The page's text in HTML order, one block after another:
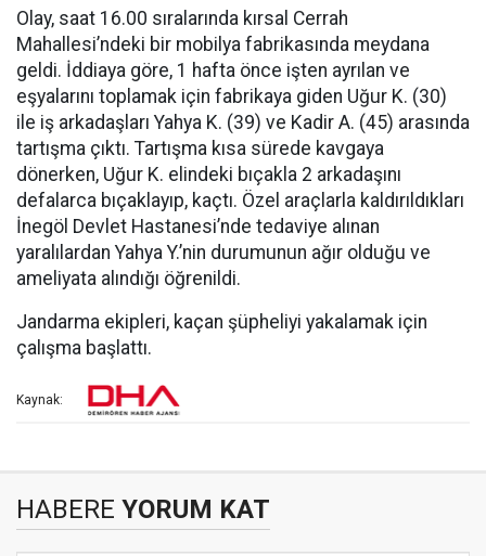
Olay, saat 16.00 sıralarında kırsal Cerrah
Mahallesi’ndeki bir mobilya fabrikasında meydana
geldi. İddiaya göre, 1 hafta önce işten ayrılan ve
eşyalarını toplamak için fabrikaya giden Uğur K. (30)
ile iş arkadaşları Yahya K. (39) ve Kadir A. (45) arasında
tartışma çıktı. Tartışma kısa sürede kavgaya
dönerken, Uğur K. elindeki bıçakla 2 arkadaşını
defalarca bıçaklayıp, kaçtı. Özel araçlarla kaldırıldıkları
İnegöl Devlet Hastanesi’nde tedaviye alınan
yaralılardan Yahya Y.’nin durumunun ağır olduğu ve
ameliyata alındığı öğrenildi.
Jandarma ekipleri, kaçan şüpheliyi yakalamak için
çalışma başlattı.
Kaynak:
HABERE YORUM KAT